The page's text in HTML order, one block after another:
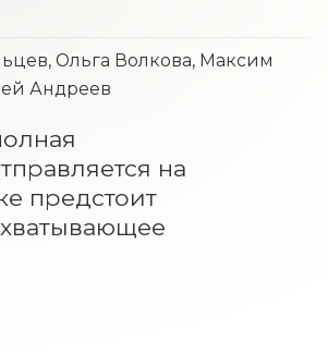
Ольга Волкова, Максим
Андреев
на
предстоит